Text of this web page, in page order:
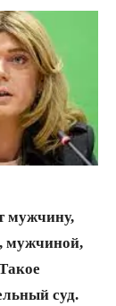
мужчину,
мужчиной,
суд.